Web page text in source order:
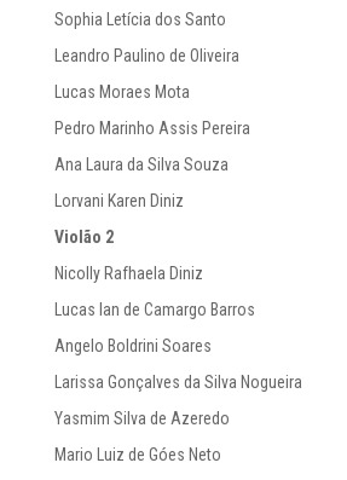
Sophia Letícia dos Santo
Leandro Paulino de Oliveira
Lucas Moraes Mota
Pedro Marinho Assis Pereira
Ana Laura da Silva Souza
Lorvani Karen Diniz
Violão 2
Nicolly Rafhaela Diniz
Lucas Ian de Camargo Barros
Angelo Boldrini Soares
Larissa Gonçalves da Silva Nogueira
Yasmim Silva de Azeredo
Mario Luiz de Góes Neto